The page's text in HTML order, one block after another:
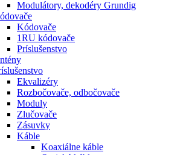
Modulátory, dekodéry Grundig
Kódovače
1RU kódovače
Príslušenstvo
Ekvalizéry
Rozbočovače, odbočovače
Moduly
Zlučovače
Zásuvky
Káble
Koaxiálne káble